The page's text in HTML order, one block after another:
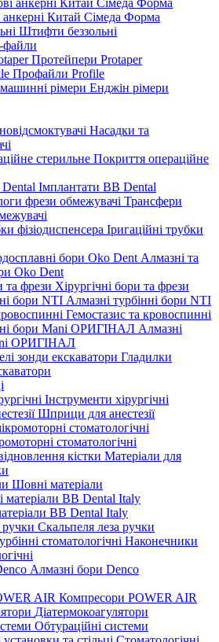
Китай Сімеда Форма
Штифти беззольні
файли
Протейпери Protaper
Профайли Profile
Енджін рімери
Насадки та
Покриття операційне
Імплантати BB Dental
Трансфери
Іригаційні трубки
Алмазні та
Oko Dent
Хірургічні бори та фрези
Алмазні турбінні бори NTI
Гемостазис та кровоспинні
Алмазні
ОРИГІНАЛ
Гладилки
Інструменти хірургічні
Шприци для анестезії
стоматологічні
Матеріали для
Шовні матеріали
BB Dental Italy
Скальпеля леза ручки
Наконечники
Алмазні бори Denco
Компресори POWER AIR
Діатермокоагулятори
Обтураційні системи